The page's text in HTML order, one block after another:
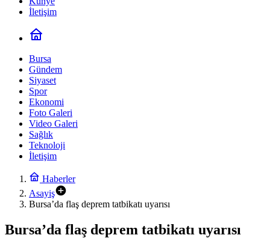
İletişim
Bursa
Gündem
Siyaset
Spor
Ekonomi
Foto Galeri
Video Galeri
Sağlık
Teknoloji
İletişim
Haberler
Asayiş
Bursa’da flaş deprem tatbikatı uyarısı
Bursa’da flaş deprem tatbikatı uyarısı